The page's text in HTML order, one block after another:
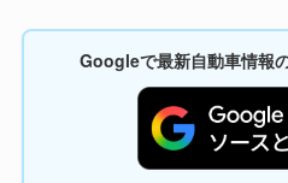
Googleで最新自動車情報